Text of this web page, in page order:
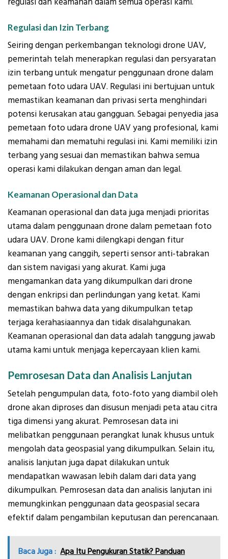
Regulasi dan Izin Terbang
Seiring dengan perkembangan teknologi drone UAV,
pemerintah telah menerapkan regulasi dan persyaratan
izin terbang untuk mengatur penggunaan drone dalam
pemetaan foto udara UAV. Regulasi ini bertujuan untuk
memastikan keamanan dan privasi serta menghindari
potensi kerusakan atau gangguan. Sebagai penyedia jasa
pemetaan foto udara drone UAV yang profesional, kami
memahami dan mematuhi regulasi ini. Kami memiliki izin
terbang yang sesuai dan memastikan bahwa semua
operasi kami dilakukan dengan aman dan legal.
Keamanan Operasional dan Data
Keamanan operasional dan data juga menjadi prioritas
utama dalam penggunaan drone dalam pemetaan foto
udara UAV. Drone kami dilengkapi dengan fitur
keamanan yang canggih, seperti sensor anti-tabrakan
dan sistem navigasi yang akurat. Kami juga
mengamankan data yang dikumpulkan dari drone
dengan enkripsi dan perlindungan yang ketat. Kami
memastikan bahwa data yang dikumpulkan tetap
terjaga kerahasiaannya dan tidak disalahgunakan.
Keamanan operasional dan data adalah tanggung jawab
utama kami untuk menjaga kepercayaan klien kami.
Pemrosesan Data dan Analisis Lanjutan
Setelah pengumpulan data, foto-foto yang diambil oleh
drone akan diproses dan disusun menjadi peta atau citra
tiga dimensi yang akurat. Pemrosesan data ini
melibatkan penggunaan perangkat lunak khusus untuk
mengolah data geospasial yang dikumpulkan. Selain itu,
analisis lanjutan juga dapat dilakukan untuk
mendapatkan wawasan lebih dalam dari data yang
dikumpulkan. Pemrosesan data dan analisis lanjutan ini
memungkinkan penggunaan data geospasial secara
efektif dalam pengambilan keputusan dan perencanaan.
Baca Juga : Apa Itu Pengukuran Statik? Panduan